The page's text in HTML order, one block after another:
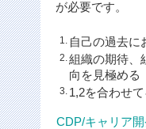
が必要です。
1. 自己の過去
2.組織の期待、
向を見極める
3. 1,2を合わせ
CDP/キャリア